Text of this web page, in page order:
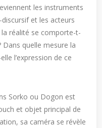
les instruments
et les acteurs
réalité se comporte-t-
quelle mesure la
l’expression de ce
Sorko ou Dogon est
et objet principal de
sa caméra se révèle